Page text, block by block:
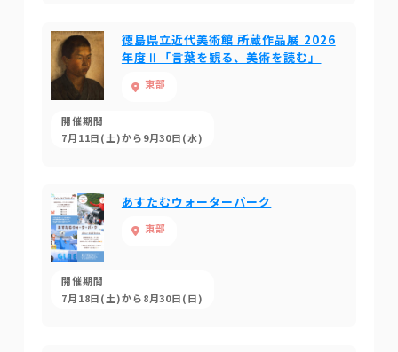
徳島県立近代美術館 所蔵作品展 2026
年度Ⅱ「言葉を観る、美術を読む」
東部
開催期間
7月11日(土)から9月30日(水)
あすたむウォーターパーク
東部
開催期間
7月18日(土)から8月30日(日)